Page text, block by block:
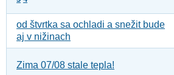
od štvrtka sa ochladi a snežit bude
aj v nižinach
Zima 07/08 stale tepla!